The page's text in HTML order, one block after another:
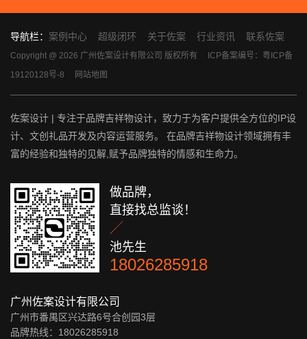
导航栏： 案例中心 超级闭环 关于佐案 行业资讯 联系佐案
Copyright @ 2026 广州佐案设计有限公司 版权所有
ICP备案编号：粤ICP备
19120128号-8
网站地图
佐案设计 | 专注于品牌吉祥物设计，致力于为客户提供全方位的IP设
计、文创礼品开发及内容运营服务。 在品牌吉祥物设计领域拥有丰
富的经验和独特的见解,赋予品牌独特的情感和生命力。
做品牌，
直接找总监谈！

池先生
18026285918
广州佐案设计有限公司
广州市番禺区兴达路6号合创园3层
品牌热线：18026285918